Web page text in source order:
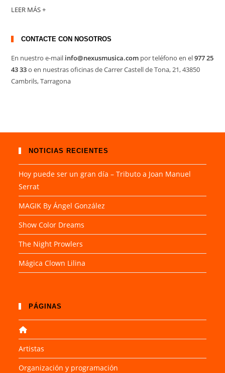
LEER MÁS +
CONTACTE CON NOSOTROS
En nuestro e-mail info@nexusmusica.com por teléfono en el977 25
43 33o en nuestras oficinas de Carrer Castell de Tona, 21, 43850
Cambrils, Tarragona
NOTICIAS RECIENTES
Hoy puede ser un gran día – Tributo a Joan Manuel
Serrat
MAGIK By Ángel González
Show Color Dreams
The Night Prowlers
Mágica Clown Lilina
PÁGINAS
Artistas
Organización y programación